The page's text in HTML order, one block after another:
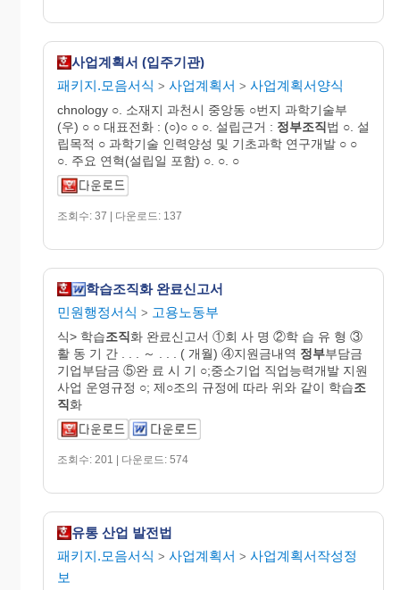
사업계획서 (입주기관)
패키지.모음서식 > 사업계획서 > 사업계획서양식
chnology ○. 소재지 과천시 중앙동 ○번지 과학기술부
(우) ○ ○ 대표전화 : (○)○ ○ ○. 설립근거 : 정부조직법 ○. 설
립목적 ○ 과학기술 인력양성 및 기초과학 연구개발 ○ ○
○. 주요 연혁(설립일 포함) ○. ○. ○
조회수: 37 | 다운로드: 137
학습조직화 완료신고서
민원행정서식 > 고용노동부
식> 학습조직화 완료신고서 ①회 사 명 ②학 습 유 형 ③
활 동 기 간 . . . ～ . . . ( 개월) ④지원금내역 정부부담금
기업부담금 ⑤완 료 시 기 ○;중소기업 직업능력개발 지원
사업 운영규정 ○; 제○조의 규정에 따라 위와 같이 학습조
직화
조회수: 201 | 다운로드: 574
유통 산업 발전법
패키지.모음서식 > 사업계획서 > 사업계획서작성정
보